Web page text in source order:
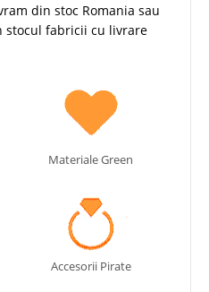
din stoc Romania sau
stocul fabricii cu livrare
Materiale Green
Accesorii Pirate